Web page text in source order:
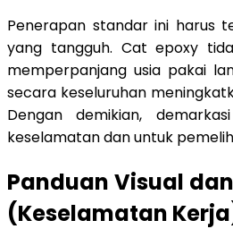
Penerapan standar ini harus
yang tangguh. Cat epoxy
memperpanjang usia pakai
secara keseluruhan
Dengan demikian,
keselamatan dan untuk
Panduan Visual
(Keselamatan